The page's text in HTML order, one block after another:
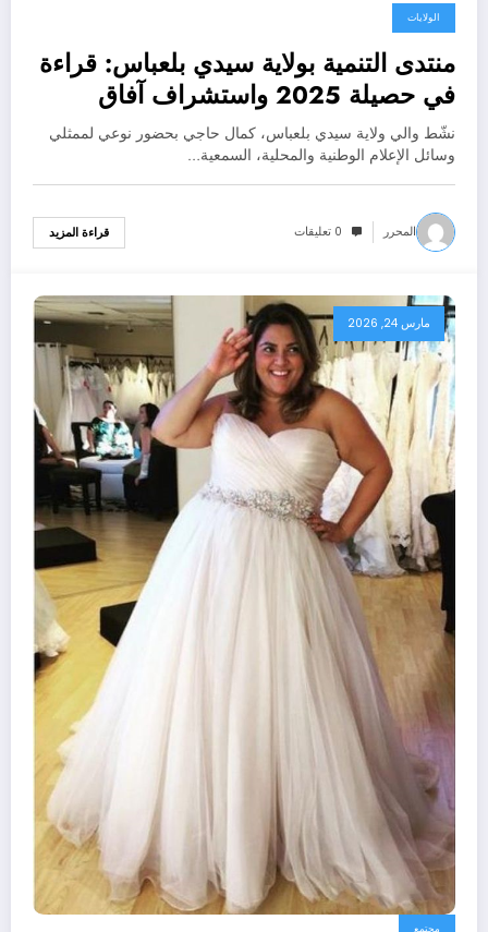
مارس 24, 2026
الولايات
منتدى التنمية بولاية سيدي بلعباس: قراءة
في حصيلة 2025 واستشراف آفاق
2026–2027 برؤية استراتيجية شاملة
نشّط والي ولاية سيدي بلعباس، كمال حاجي بحضور نوعي لممثلي
وسائل الإعلام الوطنية والمحلية، السمعية…
المحرر 0 تعليقات قراءة المزيد
مارس 24, 2026
مجتمع